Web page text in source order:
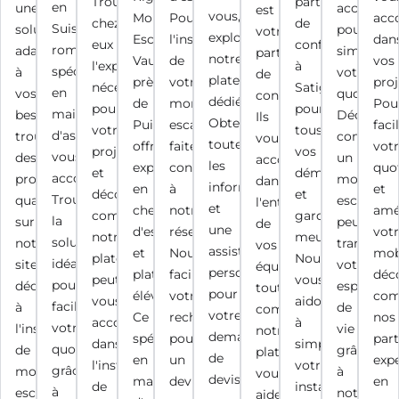
une
solution
adaptée
à
vos
besoins,
trouvez
des
professionnels
qualifiés
sur
notre
site
dédié
à
l'installation
de
monte-
escaliers
en
Suisse
romande,
spécialiste
en
maintenance
d'ascenseurs,
vous
accompagne.
Trouvez
la
solution
idéale
pour
faciliter
votre
quotidien
grâce
à
chez
eux
l'expertise
nécessaire
pour
votre
projet,
et
découvrez
comment
notre
plateforme
peut
vous
accompagner
dans
l'installation
de
Monte-
Escaliers
Vaud,
près
de
Puidoux,
offre
expertise
en
chenilles
d'escaliers
et
plateformes
élévatrices.
Ce
spécialiste
en
maintenance
Pour
l'installation
de
votre
monte-
escalier,
faites
confiance
à
notre
réseau.
Nous
facilitons
votre
recherche
pour
un
devis
vous,
explorez
notre
plateforme
dédiée.
Obtenez
toutes
les
informations
et
une
assistance
personnalisée
pour
votre
demande
de
devis.
est
votre
partenaire
de
confiance.
Ils
vous
accompagnent
dans
l'entretien
de
vos
équipements,
tout
comme
notre
plateforme
vous
aide
de
confiance
à
Satigny
pour
tous
vos
et
garde-
meubles.
Nous
vous
aidons
à
simplifier
votre
installation,
pour
simplifier
votre
quotidien.
comment
un
monte-
escalier
peut
votre
espace
de
vie
grâce
à
notre
vos
et
nos
en